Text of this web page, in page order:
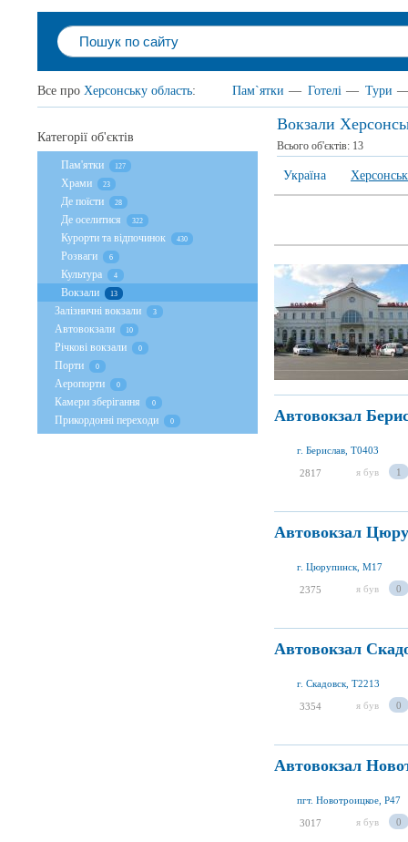
Все про Херсонську область: Пам`ятки — Готелі — Тури
Вокзали
Всього об'єктів: 13
Україна
Автовокзал
г. Берислав, T0403
2817 я був 1
Автовокзал
г. Цюрупинск, M17
2375 я був 0
Автовокзал
г. Скадовск, T2213
3354 я був 0
Автовокзал
пгт. Новотроицкое, P47
3017 я був 0
Категорії об'єктів
Пам'ятки 127
Храми 23
Де поїсти 28
Де оселитися 322
Курорти та відпочинок 430
Розваги 6
Культура 4
Вокзали 13
Залізничні вокзали 3
Автовокзали 10
Річкові вокзали 0
Порти 0
Аеропорти 0
Камери зберігання 0
Прикордонні переходи 0